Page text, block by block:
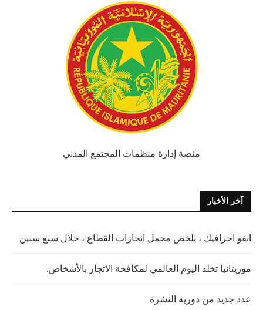
منصة إدارة منظمات المجتمع المدني
آخر الأخبار
انفو اجرافيك ، يلخص مجمل انجازات القطاع ، خلال سبع سنين
موريتانيا تخلد اليوم العالمي لمكافحة الاتجار بالأشخاص.
عدد جديد من دورية النشرة